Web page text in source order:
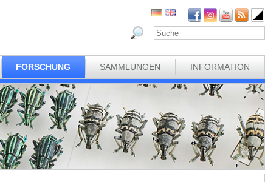
FORSCHUNG SAMMLUNGEN INFORMATION